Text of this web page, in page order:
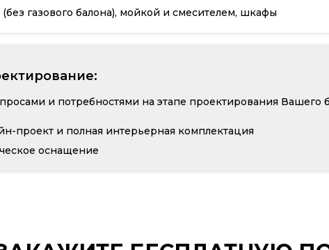
(без газового балона), мойкой и смесителем, шкафы
и потребностями на этапе проектирования Вашего
проект и полная интерьерная комплектация
оснащение